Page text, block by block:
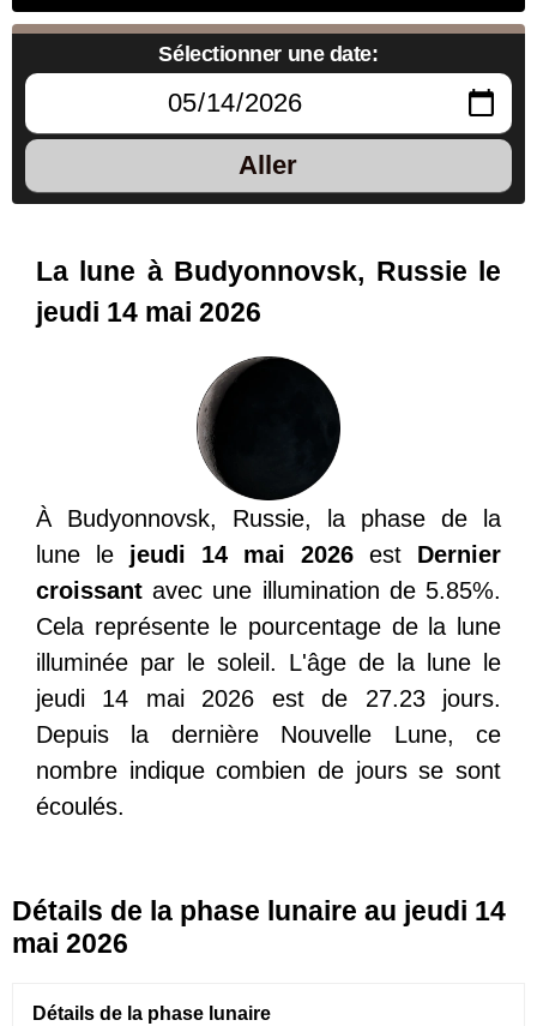
Sélectionner une date:
Aller
La lune à Budyonnovsk, Russie le
jeudi 14 mai 2026
À Budyonnovsk, Russie, la phase de la
lune le jeudi 14 mai 2026 est Dernier
croissant avec une illumination de 5.85%.
Cela représente le pourcentage de la lune
illuminée par le soleil. L'âge de la lune le
jeudi 14 mai 2026 est de 27.23 jours.
Depuis la dernière Nouvelle Lune, ce
nombre indique combien de jours se sont
écoulés.
Détails de la phase lunaire au jeudi 14
mai 2026
Détails de la phase lunaire